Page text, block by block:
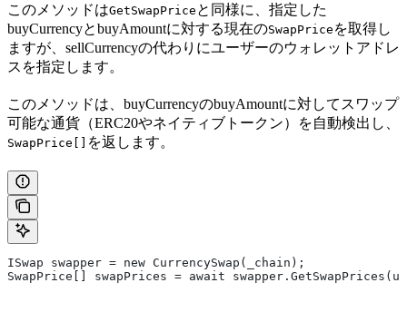
このメソッドはGetSwapPrice と同様に、指定した
buyCurrencyとbuyAmountに対する現在のSwapPrice を取得し
ますが、sellCurrencyの代わりにユーザーのウォレットアドレ
スを指定します。
このメソッドは、buyCurrencyのbuyAmountに対してスワップ
可能な通貨（ERC20やネイティブトークン）を自動検出し、
SwapPrice[] を返します。
ISwap swapper = new CurrencySwap(_chain);
SwapPrice[] swapPrices = await